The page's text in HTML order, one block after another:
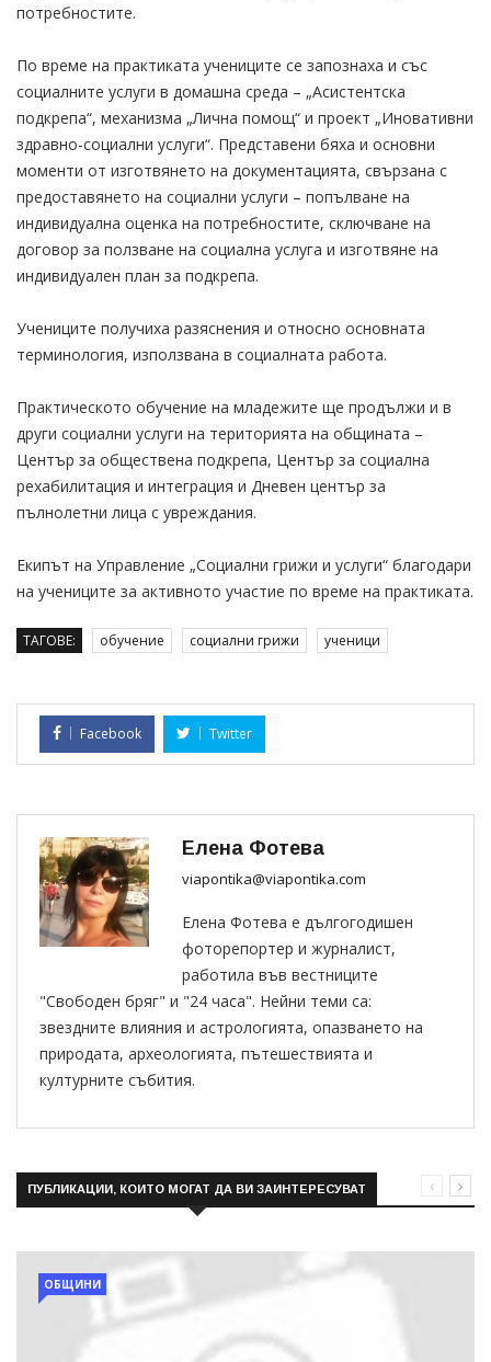
потребностите.
По време на практиката учениците се запознаха и със
социалните услуги в домашна среда – „Асистентска
подкрепа“, механизма „Лична помощ“ и проект „Иновативни
здравно-социални услуги“. Представени бяха и основни
моменти от изготвянето на документацията, свързана с
предоставянето на социални услуги – попълване на
индивидуална оценка на потребностите, сключване на
договор за ползване на социална услуга и изготвяне на
индивидуален план за подкрепа.
Учениците получиха разяснения и относно основната
терминология, използвана в социалната работа.
Практическото обучение на младежите ще продължи и в
други социални услуги на територията на общината –
Център за обществена подкрепа, Център за социална
рехабилитация и интеграция и Дневен център за
пълнолетни лица с увреждания.
Екипът на Управление „Социални грижи и услуги“ благодари
на учениците за активното участие по време на практиката.
ТАГОВЕ: обучение социални грижи ученици
Facebook Twitter
Елена Фотева
viapontika@viapontika.com
Елена Фотева е дългогодишен
фоторепортер и журналист,
работила във вестниците
"Свободен бряг" и "24 часа". Нейни теми са:
звездните влияния и астрологията, опазването на
природата, археологията, пътешествията и
културните събития.
ПУБЛИКАЦИИ, КОИТО МОГАТ ДА ВИ ЗАИНТЕРЕСУВАТ
ОБЩИНИ